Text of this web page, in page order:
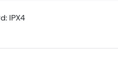
IPX4